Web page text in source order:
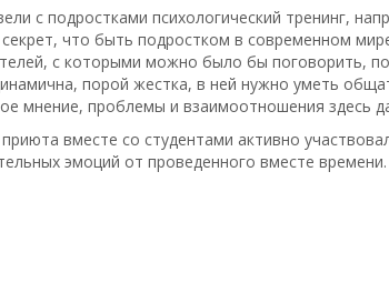
с подростками психологический тренинг,
что быть подростком в современном
с которыми можно было бы поговорить,
порой жестка, в ней нужно уметь
мнение, проблемы и взаимоотношения здесь
вместе со студентами активно
эмоций от проведенного вместе